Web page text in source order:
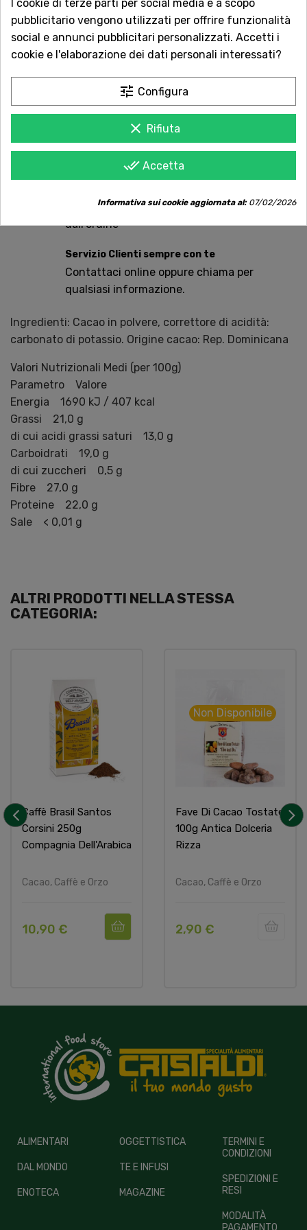
AGGIUNGI AL CARRELLO
Acquista in totale sicurezza
Dal 1957 a Catania. Clicca e leggi le oltre
1.000 recensioni dei nostri clienti.
Consegna in tutta Italia in 5 giorni
dall'ordine
Servizio Clienti sempre con te
Contattaci online oppure chiama per
qualsiasi informazione.
Ingredienti: Cacao in polvere, correttore di acidità:
carbonato di potassio. Origine cacao: Rep. Dominicana
Valori Nutrizionali Medi (per 100g)
Parametro Valore
Energia 1690 kJ / 407 kcal
Grassi 21,0 g
di cui acidi grassi saturi 13,0 g
Carboidrati 19,0 g
di cui zuccheri 0,5 g
Fibre 27,0 g
Proteine 22,0 g
Sale < 0,01 g
ALTRI PRODOTTI NELLA STESSA
CATEGORIA:
Caffè Brasil Santos
Corsini 250g
Compagnia Dell'Arabica
Cacao, Caffè e Orzo
10,90 €
Fave Di Cacao Tostate
100g Antica Dolceria
Rizza
Cacao, Caffè e Orzo
Non Disponibile
2,90 €
ALIMENTARI
DAL MONDO
ENOTECA
OGGETTISTICA
TE E INFUSI
MAGAZINE
TERMINI E
CONDIZIONI
SPEDIZIONI E
RESI
MODALITÀ
PAGAMENTO
I cookie di terze parti per social media e a scopo
pubblicitario vengono utilizzati per offrire funzionalità
social e annunci pubblicitari personalizzati. Accetti i
cookie e l'elaborazione dei dati personali interessati?
tune Configura
clear Rifiuta
done_all Accetta
Informativa sui cookie aggiornata al:07/02/2026